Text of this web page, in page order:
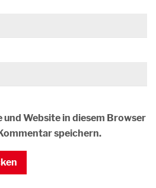
und Website in diesem Browser
speichern.